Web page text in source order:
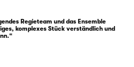
nach
“ (Schubert /
II“ (Goethe) sowie
Regieteam und das Ensemble
komplexes Stück verständlich und